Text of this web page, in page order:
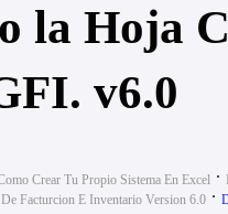
la Hoja
v6.0
Crear Tu Propio Sistema En Excel
Facturcion E Inventario Version 6.0